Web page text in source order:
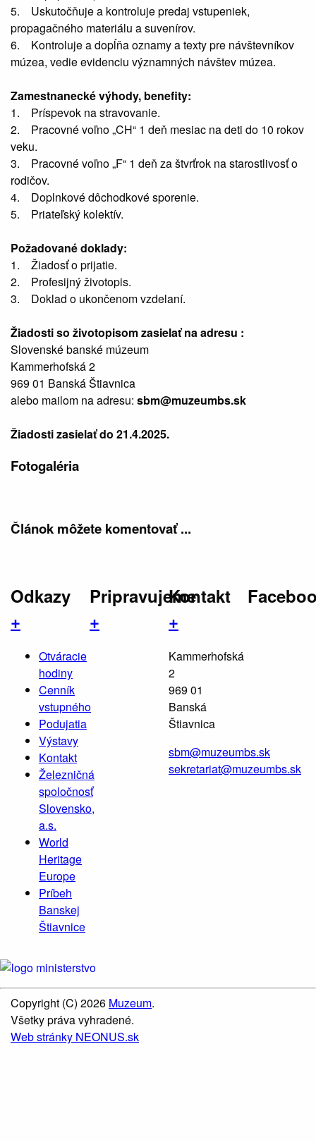
5. Uskutočňuje a kontroluje predaj vstupeniek,
propagačného materiálu a suvenírov.
6. Kontroluje a dopĺňa oznamy a texty pre návštevníkov
múzea, vedie evidenciu významných návštev múzea.
Zamestnanecké výhody, benefity:
1. Príspevok na stravovanie.
2. Pracovné voľno „CH“ 1 deň mesiac na deti do 10 rokov
veku.
3. Pracovné voľno „F“ 1 deň za štvrťrok na starostlivosť o
rodičov.
4. Doplnkové dôchodkové sporenie.
5. Priateľský kolektív.
Požadované doklady:
1. Žiadosť o prijatie.
2. Profesijný životopis.
3. Doklad o ukončenom vzdelaní.
Žiadosti so životopisom zasielať na adresu :
Slovenské banské múzeum
Kammerhofská 2
969 01 Banská Štiavnica
alebo mailom na adresu: sbm@muzeumbs.sk
Žiadosti zasielať do 21.4.2025.
Fotogaléria
Článok môžete komentovať ...
Odkazy
+
Otváracie
hodiny
Cenník
vstupného
Podujatia
Výstavy
Kontakt
Železničná
spoločnosť
Slovensko,
a.s.
World
Heritage
Europe
Príbeh
Banskej
Štiavnice
Pripravujeme
+
Kontakt
+
Kammerhofská
2
969 01
Banská
Štiavnica
sbm@muzeumbs.sk
sekretariat@muzeumbs.sk
Copyright (C) 2026 Muzeum.
Všetky práva vyhradené.
Web stránky NEONUS.sk